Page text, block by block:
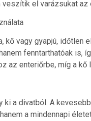
el varázsukat az
kő vagy gyapjú, időtlen
fenntarthatóak is,
az enteriőrbe, míg a
ki a divatból. A
a mindennapi